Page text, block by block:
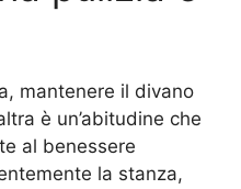
mantenere il divano
è un’abitudine che
al benessere
la stanza,